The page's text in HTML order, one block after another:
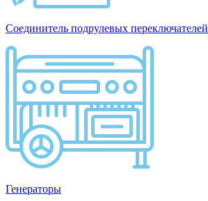
Соединитель подрулевых переключателей
Генераторы